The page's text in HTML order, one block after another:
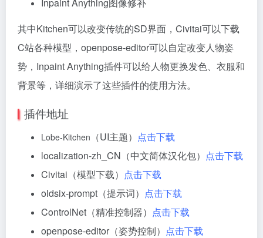
其中Kitchen可以改变传统的SD界面，Civitai可以下载
C站各种模型，openpose-editor可以自定改变人物姿
势，Inpaint Anything插件可以给人物更换发色、衣服和
背景等，详细演示了这些插件的使用方法。
插件地址
Lobe-Kitchen （UI主题） 点击下载
localization-zh_CN（中文简体汉化包） 点击下载
Civitai（模型下载） 点击下载
oldsix-prompt（提示词） 点击下载
ControlNet（精准控制器） 点击下载
openpose-editor（姿势控制） 点击下载